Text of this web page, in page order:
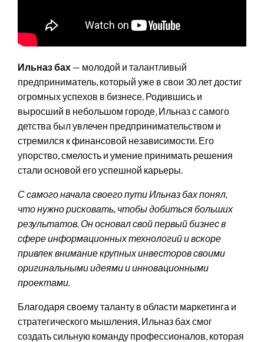
Ильназ бах — молодой и талантливый
предприниматель, который уже в свои 30 лет достиг
огромных успехов в бизнесе. Родившись и
выросший в небольшом городе, Ильназ с самого
детства был увлечен предпринимательством и
стремился к финансовой независимости. Его
упорство, смелость и умение принимать решения
стали основой его успешной карьеры.
С самого начала своего пути Ильназ бах понял,
что нужно рисковать, чтобы добиться больших
результатов. Он основал свой первый бизнес в
сфере информационных технологий и вскоре
привлек внимание крупных инвесторов своими
оригинальными идеями и инновационными
проектами.
Благодаря своему таланту в области маркетинга и
стратегического мышления, Ильназ бах смог
создать сильную команду профессионалов, которая